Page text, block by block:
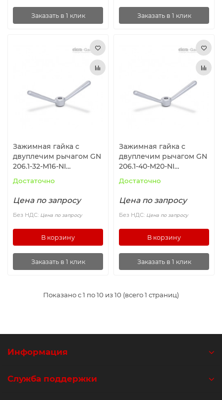
Заказать в 1 клик Заказать в 1 клик
Зажимная гайка с
двуплечим рычагом GN
206.1-32-M16-NI
Достаточно
Цена по запросу
Без НДС: Цена по запросу
В корзину
Заказать в 1 клик
Зажимная гайка с
двуплечим рычагом GN
206.1-40-M20-NI
Достаточно
Цена по запросу
Без НДС: Цена по запросу
В корзину
Заказать в 1 клик
Показано с 1 по 10 из 10 (всего 1 страниц)
Информация
Служба поддержки